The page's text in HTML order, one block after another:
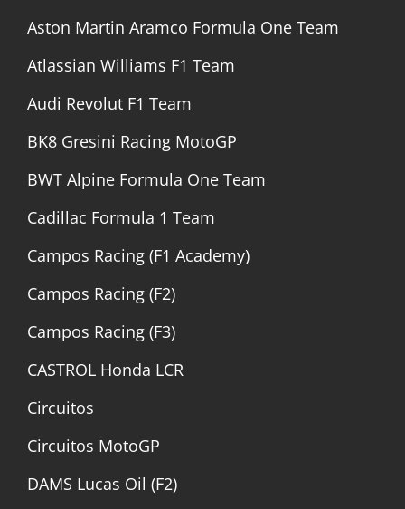
Aston Martin Aramco Formula One Team
Atlassian Williams F1 Team
Audi Revolut F1 Team
BK8 Gresini Racing MotoGP
BWT Alpine Formula One Team
Cadillac Formula 1 Team
Campos Racing (F1 Academy)
Campos Racing (F2)
Campos Racing (F3)
CASTROL Honda LCR
Circuitos
Circuitos MotoGP
DAMS Lucas Oil (F2)